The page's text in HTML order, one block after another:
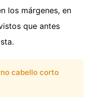
los márgenes, en
que antes
cabello corto